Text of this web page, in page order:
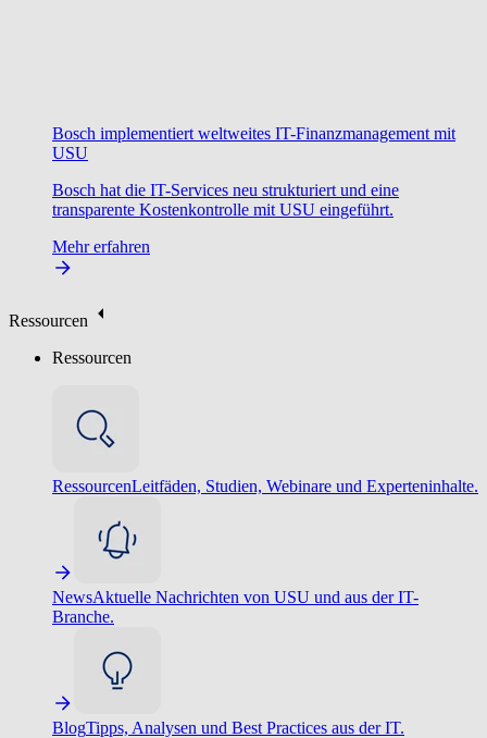
Bosch implementiert weltweites IT-Finanzmanagement mit
USU
Bosch hat die IT-Services neu strukturiert und eine
transparente Kostenkontrolle mit USU eingeführt.
Mehr erfahren
Ressourcen
Ressourcen
RessourcenLeitfäden, Studien, Webinare und Experteninhalte.
NewsAktuelle Nachrichten von USU und aus der IT-
Branche.
BlogTipps, Analysen und Best Practices aus der IT.